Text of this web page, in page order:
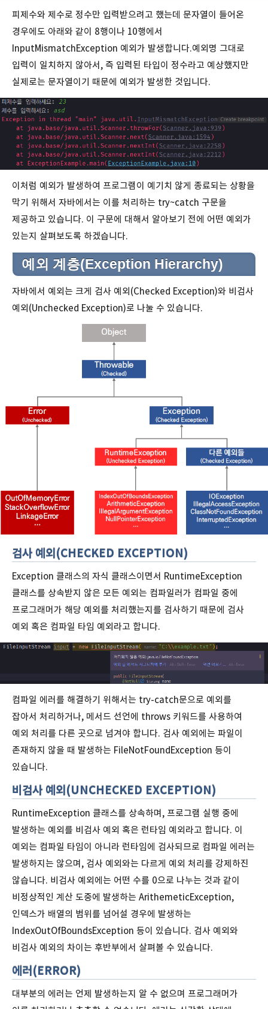
피제수와 제수로 정수만 입력받으려고 했는데 문자열이 들어온
경우에도 아래와 같이 8행이나 10행에서
InputMismatchException 예외가 발생합니다.예외명 그대로
입력이 일치하지 않아서, 즉 입력된 타입이 정수라고 예상했지만
실제로는 문자열이기 때문에 예외가 발생한 것입니다.
이처럼 예외가 발생하여 프로그램이 예기치 않게 종료되는 상황을
막기 위해서 자바에서는 이를 처리하는 try~catch 구문을
제공하고 있습니다. 이 구문에 대해서 알아보기 전에 어떤 예외가
있는지 살펴보도록 하겠습니다.
예외 계층(Exception Hierarchy)
자바에서 예외는 크게 검사 예외(Checked Exception)와 비검사
예외(Unchecked Exception)로 나눌 수 있습니다.
검사 예외(CHECKED EXCEPTION)
Exception 클래스의 자식 클래스이면서 RuntimeException
클래스를 상속받지 않은 모든 예외는 컴파일러가 컴파일 중에
프로그래머가 해당 예외를 처리했는지를 검사하기 때문에 검사
예외 혹은 컴파일 타임 예외라고 합니다.
컴파일 에러를 해결하기 위해서는 try-catch문으로 예외를
잡아서 처리하거나, 메서드 선언에 throws 키워드를 사용하여
예외 처리를 다른 곳으로 넘겨야 합니다. 검사 예외에는 파일이
존재하지 않을 때 발생하는 FileNotFoundException 등이
있습니다.
비검사 예외(UNCHECKED EXCEPTION)
RuntimeException 클래스를 상속하며, 프로그램 실행 중에
발생하는 예외를 비검사 예외 혹은 런타임 예외라고 합니다. 이
예외는 컴파일 타임이 아니라 런타임에 검사되므로 컴파일 에러는
발생하지는 않으며, 검사 예외와는 다르게 예외 처리를 강제하진
않습니다. 비검사 예외에는 어떤 수를 0으로 나누는 것과 같이
비정상적인 계산 도중에 발생하는 ArithemeticException,
인덱스가 배열의 범위를 넘어설 경우에 발생하는
IndexOutOfBoundsException 등이 있습니다. 검사 예외와
비검사 예외의 차이는 후반부에서 살펴볼 수 있습니다.
에러(ERROR)
대부분의 에러는 언제 발생하는지 알 수 없으며 프로그래머가